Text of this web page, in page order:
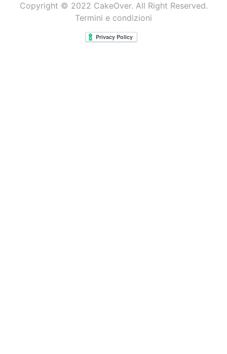
Copyright © 2022 CakeOver. All Right Reserved.
Termini e condizioni